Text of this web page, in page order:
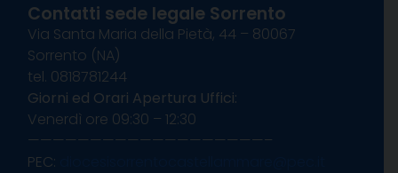
Contatti sede legale Sorrento
Via Santa Maria della Pietà, 44 – 80067
Sorrento (NA)
tel. 0818781244
Giorni ed Orari Apertura Uffici:
Venerdì ore 09:30 – 12:30
———————————————————–
PEC: